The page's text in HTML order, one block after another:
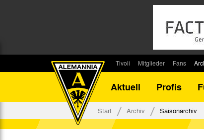
Tivoli
Stadionsprecher
Mitglieder
Kontakt
Fans
Fanbeirat
Fan-Klubs
Aktuell
Profis
Start Archiv Saisonarchiv